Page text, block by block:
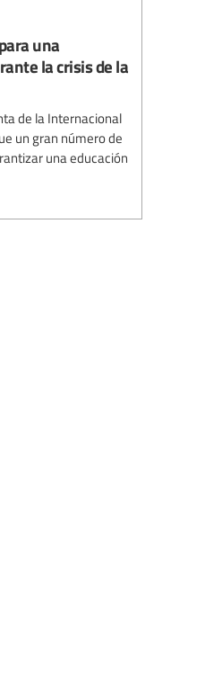
una
la crisis de la
de la Internacional
un gran número de
una educación